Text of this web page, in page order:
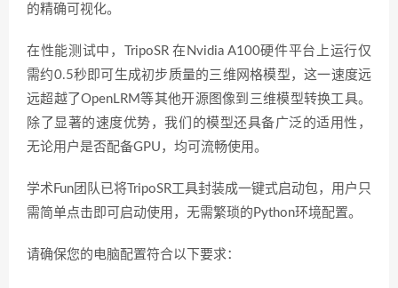
的精确可视化。
在性能测试中， TripoSR在Nvidia A100硬件平台上运行仅
需约0.5秒即可生成初步质量的三维网格模型，这一速度远
远超越了OpenLRM等其他开源图像到三维模型转换工具。
除了显著的速度优势，我们的模型还具备广泛的适用性，
无论用户是否配备GPU，均可流畅使用。
学术Fun团队已将 TripoSR工具封装成一键式启动包，用户只
需简单点击即可启动使用，无需繁琐的Python环境配置。
请确保您的电脑配置符合以下要求：